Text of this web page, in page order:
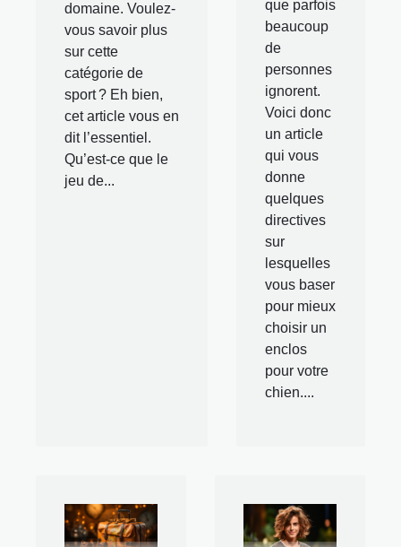
domaine. Voulez-
vous savoir plus
sur cette
catégorie de
sport ? Eh bien,
cet article vous en
dit l’essentiel.
Qu’est-ce que le
jeu de...
que parfois
beaucoup
de
personnes
ignorent.
Voici donc
un article
qui vous
donne
quelques
directives
sur
lesquelles
vous baser
pour mieux
choisir un
enclos
pour votre
chien....